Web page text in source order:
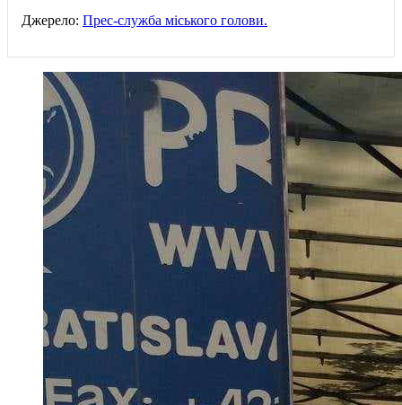
Джерело: Прес-служба міського голови.